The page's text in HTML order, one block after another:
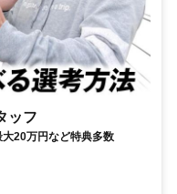
ッフ
20万円など特典多数